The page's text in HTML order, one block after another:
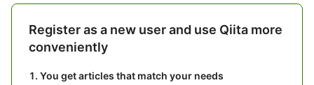
Register as a new user and use Qiita more
conveniently
You get articles that match your needs